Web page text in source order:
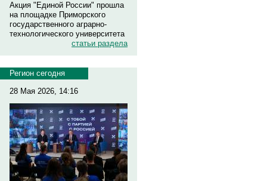
Акция "Единой России" прошла
на площадке Приморского
государственного аграрно-
технологического университета
статьи раздела
Регион сегодня
28 Мая 2026, 14:16